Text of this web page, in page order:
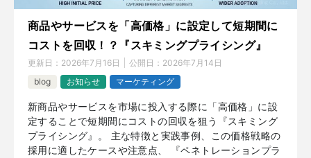
商品やサービスを「高価格」に設定して短期間に
コストを回収！？『スキミングプライシング』
更新日： 2026年7月16日 公開日： 2026年7月14日
blog
お知らせ マーケティング
新商品やサービスを市場に投入する際に「高価格」に設
定することで短期間にコストの回収を狙う『スキミング
プライシング』。 主な特徴と実践事例、この価格戦略の
採用に適したケースや注意点、 『ペネトレーションプラ